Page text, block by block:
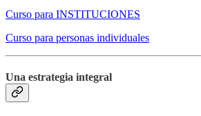
Curso para INSTITUCIONES
Curso para personas individuales
Una estrategia integral